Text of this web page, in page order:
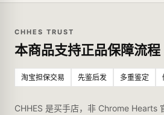
CHHES TRUST
本商品支持正品保障流程
淘宝担保交易 先鉴后发 多重鉴定
CHHES 是买手店，非 Chrome Hearts